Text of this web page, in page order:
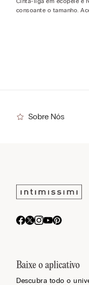
consoante o tamanho.
Sobre Nós
Baixe o aplicativo
Descubra todo o